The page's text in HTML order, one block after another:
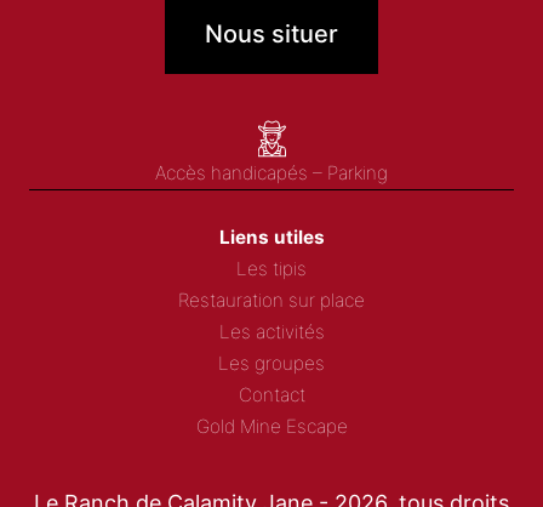
Nous situer
Accès handicapés – Parking
Liens utiles
Les tipis
Restauration sur place
Les activités
Les groupes
Contact
Gold Mine Escape